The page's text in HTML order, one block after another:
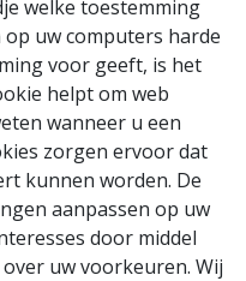
welke toestemming
uw computers harde
voor geeft, is het
helpt om web
wanneer u een
zorgen ervoor dat
kunnen worden. De
aanpassen op uw
door middel
uw voorkeuren. Wij